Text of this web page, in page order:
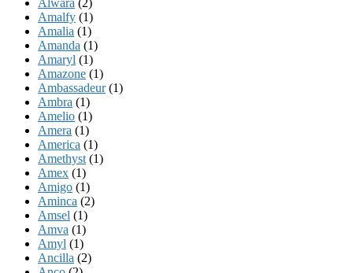
Amalfy (1)
Amalia (1)
Amanda (1)
Amaryl (1)
Amazone (1)
Ambassadeur(1)
Ambra (1)
Amelio (1)
Amera (1)
America (1)
Amethyst (1)
Amex (1)
Amigo (1)
Aminca (2)
Amsel (1)
Amva (1)
Amyl (1)
Ancilla (2)